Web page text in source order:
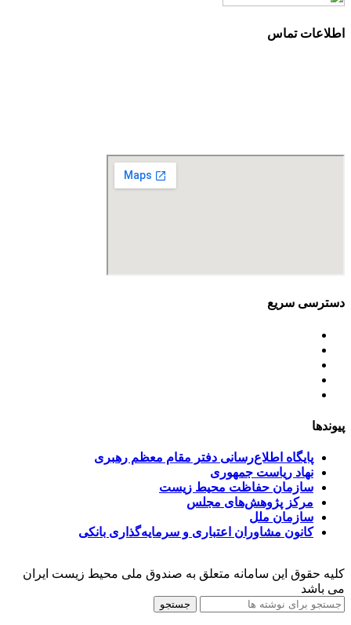
اطلاعات تماس
دسترسی سریع
پیوندها
پایگاه اطلاع‌رسانی دفتر مقام معظم رهبری
نهاد ریاست جمهوری
سازمان حفاظت محیط زیست
مرکز پژوهش‌های مجلس
سازمان ملل
کانون مشاوران اعتباری و سرمایه‌گذاری بانکی
کلیه حقوق این سامانه متعلق به صندوق ملی محیط زیست ایران
می باشد
جستجو